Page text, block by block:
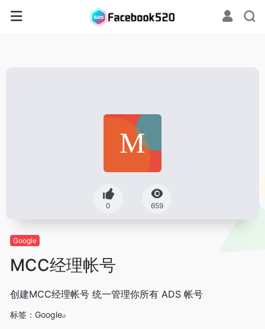
0 659
Google
MCC经理帐号
创建MCC经理帐号 统一管理你所有 ADS 帐号
标签： Google